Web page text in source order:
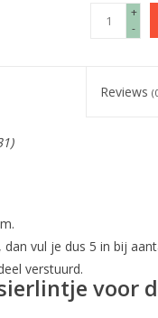
+
-
Reviews
vul je dus 5 in bij
verstuurd.
voor